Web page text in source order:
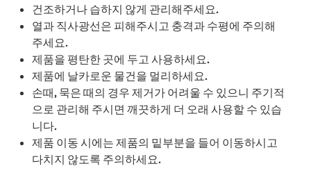
건조하거나 습하지 않게 관리해주세요.
열과 직사광선은 피해주시고 충격과 수평에 주의해
주세요.
제품을 평탄한 곳에 두고 사용하세요.
제품에 날카로운 물건을 멀리하세요.
손때, 묵은 때의 경우 제거가 어려울 수 있으니 주기적
으로 관리해 주시면 깨끗하게 더 오래 사용할 수 있습
니다.
제품 이동 시에는 제품의 밑부분을 들어 이동하시고
다치지 않도록 주의하세요.